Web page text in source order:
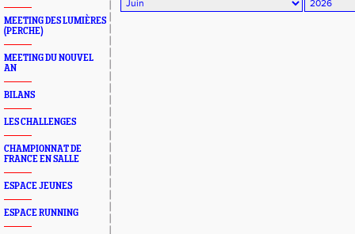
MEETING DES LUMIÈRES
(PERCHE)
MEETING DU NOUVEL
AN
BILANS
LES CHALLENGES
CHAMPIONNAT DE
FRANCE EN SALLE
ESPACE JEUNES
ESPACE RUNNING